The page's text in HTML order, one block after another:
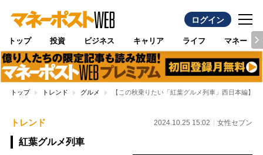
ログイン
トップ 投資 ビジネス キャリア ライフ マネー
トップ トレンド グルメ 【この秋乗りたい「紅葉グルメ列車」西日本編】
トレンド 2024.10.25 15:02 女性セブン
紅葉グルメ列車